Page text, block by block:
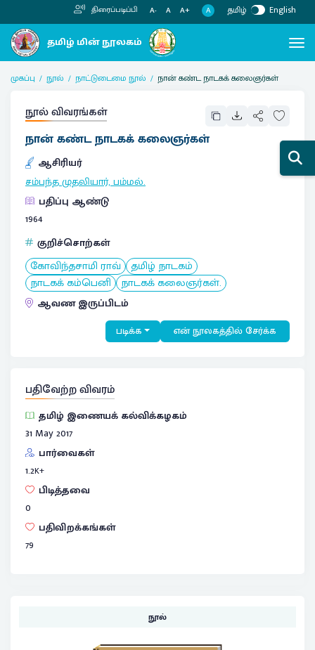
திரைப்படிப்பி A- A A+ A தமிழ் English
முகப்பு நூல் நாட்டுடைமை நூல் நான் கண்ட நாடகக் கலைஞர்கள்
நூல் விவரங்கள்
நான் கண்ட நாடகக் கலைஞர்கள்
ஆசிரியர்
சம்பந்த முதலியார், பம்மல்.
பதிப்பு ஆண்டு
1964
குறிச்சொற்கள்
கோவிந்தசாமி ராவ் தமிழ் நாடகம்
நாடகக் கம்பெனி
நாடகக் கலைஞர்கள்.
ஆவண இருப்பிடம்
படிக்க என் நூலகத்தில் சேர்க்க
பதிவேற்ற விவரம்
தமிழ் இணையக் கல்விக்கழகம்
31 May 2017
பார்வைகள்
1.2K+
பிடித்தவை
0
பதிவிறக்கங்கள்
79
நூல்